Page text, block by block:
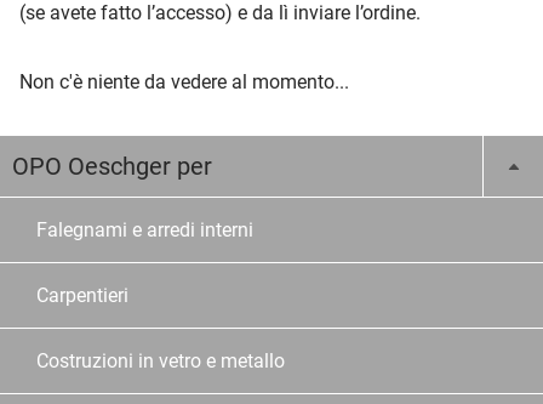
(se avete fatto l’accesso) e da lì inviare l’ordine.
Non c'è niente da vedere al momento...
OPO Oeschger per
Falegnami e arredi interni
Carpentieri
Costruzioni in vetro e metallo